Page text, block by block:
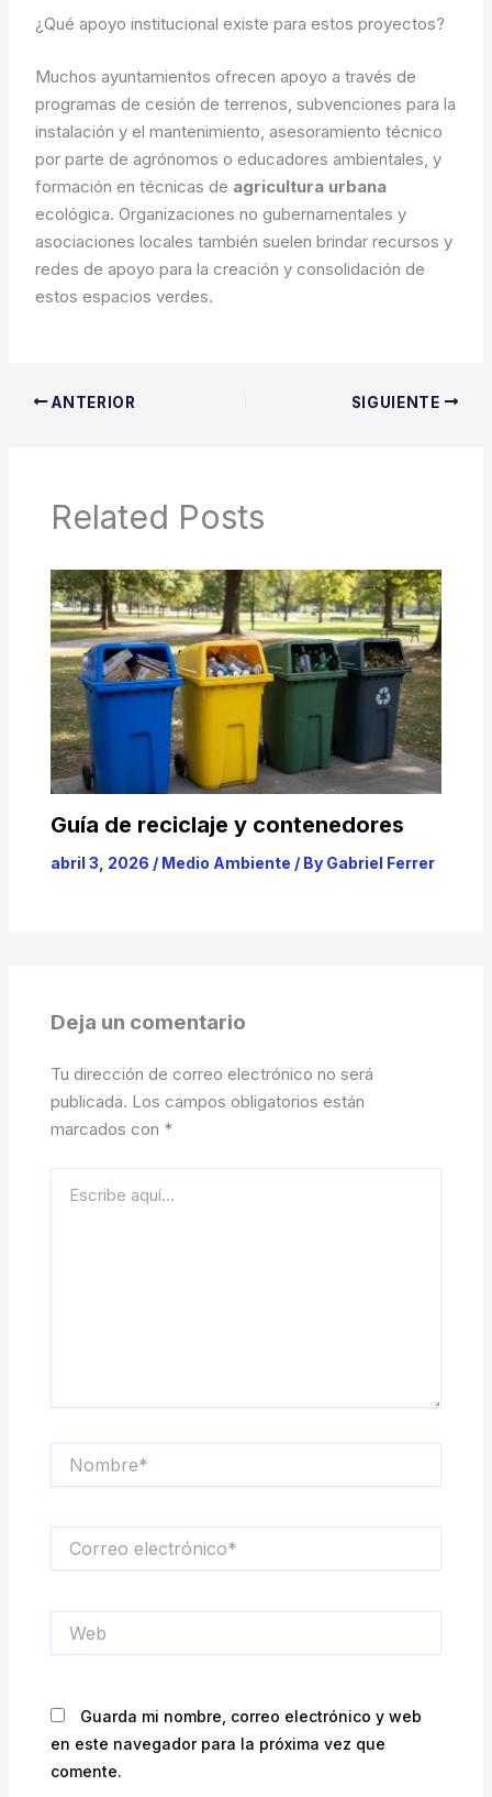
¿Qué apoyo institucional existe para estos proyectos?
Muchos ayuntamientos ofrecen apoyo a través de
programas de cesión de terrenos, subvenciones para la
instalación y el mantenimiento, asesoramiento técnico
por parte de agrónomos o educadores ambientales, y
formación en técnicas de agricultura urbana
ecológica. Organizaciones no gubernamentales y
asociaciones locales también suelen brindar recursos y
redes de apoyo para la creación y consolidación de
estos espacios verdes.
ANTERIOR SIGUIENTE
Related Posts
Guía de reciclaje y contenedores
abril 3, 2026 / Medio Ambiente / By Gabriel Ferrer
Deja un comentario
Tu dirección de correo electrónico no será
publicada. Los campos obligatorios están
marcados con *
aquí...
electrónico*
Guarda mi nombre, correo electrónico y web
en este navegador para la próxima vez que
comente.